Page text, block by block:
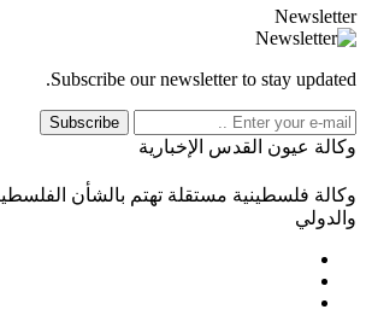
Newsletter
Subscribe our newsletter to stay updated.
Subscribe
وكالة عيون القدس الإخبارية
وكالة فلسطينية مستقلة تهتم بالشأن
والدولي